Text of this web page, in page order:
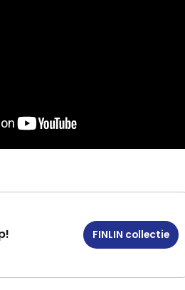
FINLIN collectie